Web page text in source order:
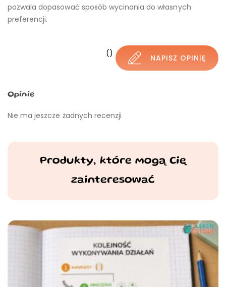
pozwala dopasować sposób wycinania do własnych
preferencji.
() NAPISZ OPINIĘ
Opinie
Nie ma jeszcze żadnych recenzji
Produkty, które mogą Cię
zainteresować